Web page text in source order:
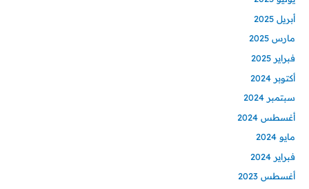
أبريل 2025
مارس 2025
فبراير 2025
أكتوبر 2024
سبتمبر 2024
أغسطس 2024
مايو 2024
فبراير 2024
أغسطس 2023